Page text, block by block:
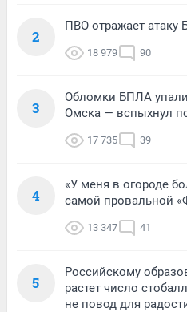
2
ПВО отражает
18 979 90
3
Обломки БПЛА
Омска — вспыхнул
17 735 39
4
«У меня в огороде
самой провальной
13 347 41
5
Российскому
растет число
не повод для